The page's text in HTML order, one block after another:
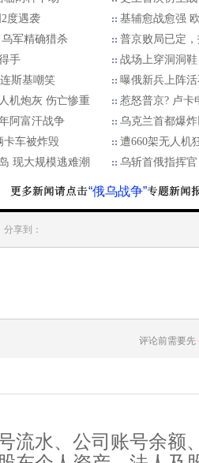
度遇袭
基辅愈战愈强
军精确猎杀
普京败局已定
手
战场上穿洞洞
斯基嘲笑
曝俄新兵上阵
机炮灰 伤亡惨重
惹怒普京? 卢卡
阿富汗战争
乌克兰首都爆
卡车被炸毁
遭660架无人机
现大规模逃难潮
乌斩首俄指挥
“俄乌战争”
分享到：
评论前需要先
流水、公司账号余额